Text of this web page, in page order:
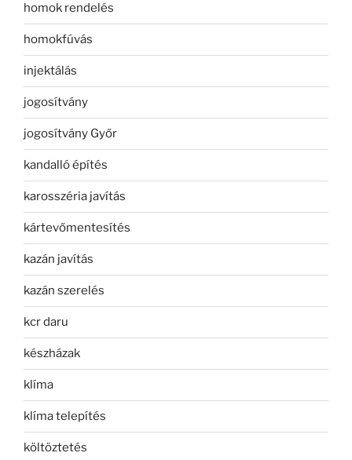
homok rendelés
homokfúvás
injektálás
jogosítvány
jogosítvány Győr
kandalló építés
karosszéria javítás
kártevőmentesítés
kazán javítás
kazán szerelés
kcr daru
készházak
klíma
klíma telepítés
költöztetés